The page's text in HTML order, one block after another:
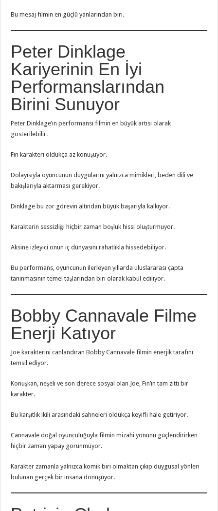
Bu mesaj filmin en güçlü yanlarından biri.
Peter Dinklage
Kariyerinin En İyi
Performanslarından
Birini Sunuyor
Peter Dinklage’ın performansı filmin en büyük artısı olarak
gösterilebilir.
Fin karakteri oldukça az konuşuyor.
Dolayısıyla oyuncunun duygularını yalnızca mimikleri, beden dili ve
bakışlarıyla aktarması gerekiyor.
Dinklage bu zor görevin altından büyük başarıyla kalkıyor.
Karakterin sessizliği hiçbir zaman boşluk hissi oluşturmuyor.
Aksine izleyici onun iç dünyasını rahatlıkla hissedebiliyor.
Bu performans, oyuncunun ilerleyen yıllarda uluslararası çapta
tanınmasının temel taşlarından biri olarak kabul ediliyor.
Bobby Cannavale Filme
Enerji Katıyor
Joe karakterini canlandıran Bobby Cannavale filmin enerjik tarafını
temsil ediyor.
Konuşkan, neşeli ve son derece sosyal olan Joe, Fin’in tam zıttı bir
karakter.
Bu karşıtlık ikili arasındaki sahneleri oldukça keyifli hale getiriyor.
Cannavale doğal oyunculuğuyla filmin mizahi yönünü güçlendirirken
hiçbir zaman yapay görünmüyor.
Karakter zamanla yalnızca komik biri olmaktan çıkıp duygusal yönleri
bulunan gerçek bir insana dönüşüyor.